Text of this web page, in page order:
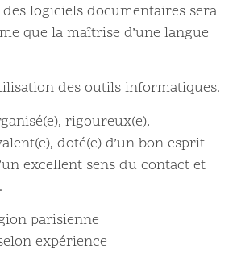
logiciels documentaires sera
que la maîtrise d’une langue
des outils informatiques.
rigoureux(e),
doté(e) d’un bon esprit
excellent sens du contact et
parisienne
expérience